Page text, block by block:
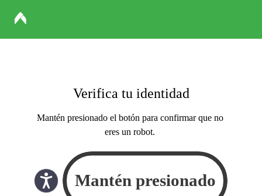
Verifica tu identidad
Mantén presionado el botón para confirmar que no
eres un robot.